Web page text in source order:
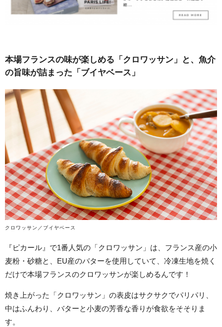
本場フランスの味が楽しめる「クロワッサン」と、魚介
の旨味が詰まった「ブイヤベース」
クロワッサン／ブイヤベース
『ピカール』で1番人気の「クロワッサン」は、フランス産の小
麦粉・砂糖と、EU産のバターを使用していて、冷凍生地を焼く
だけで本場フランスのクロワッサンが楽しめるんです！
焼き上がった「クロワッサン」の表皮はサクサクでパリパリ、
中はふんわり、バターと小麦の芳香な香りが食欲をそそりま
す。